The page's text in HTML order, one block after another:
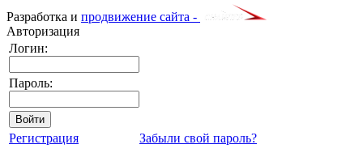
Разработка и продвижение сайта -
Авторизация
Логин:
Пароль:
Регистрация Забыли свой пароль?